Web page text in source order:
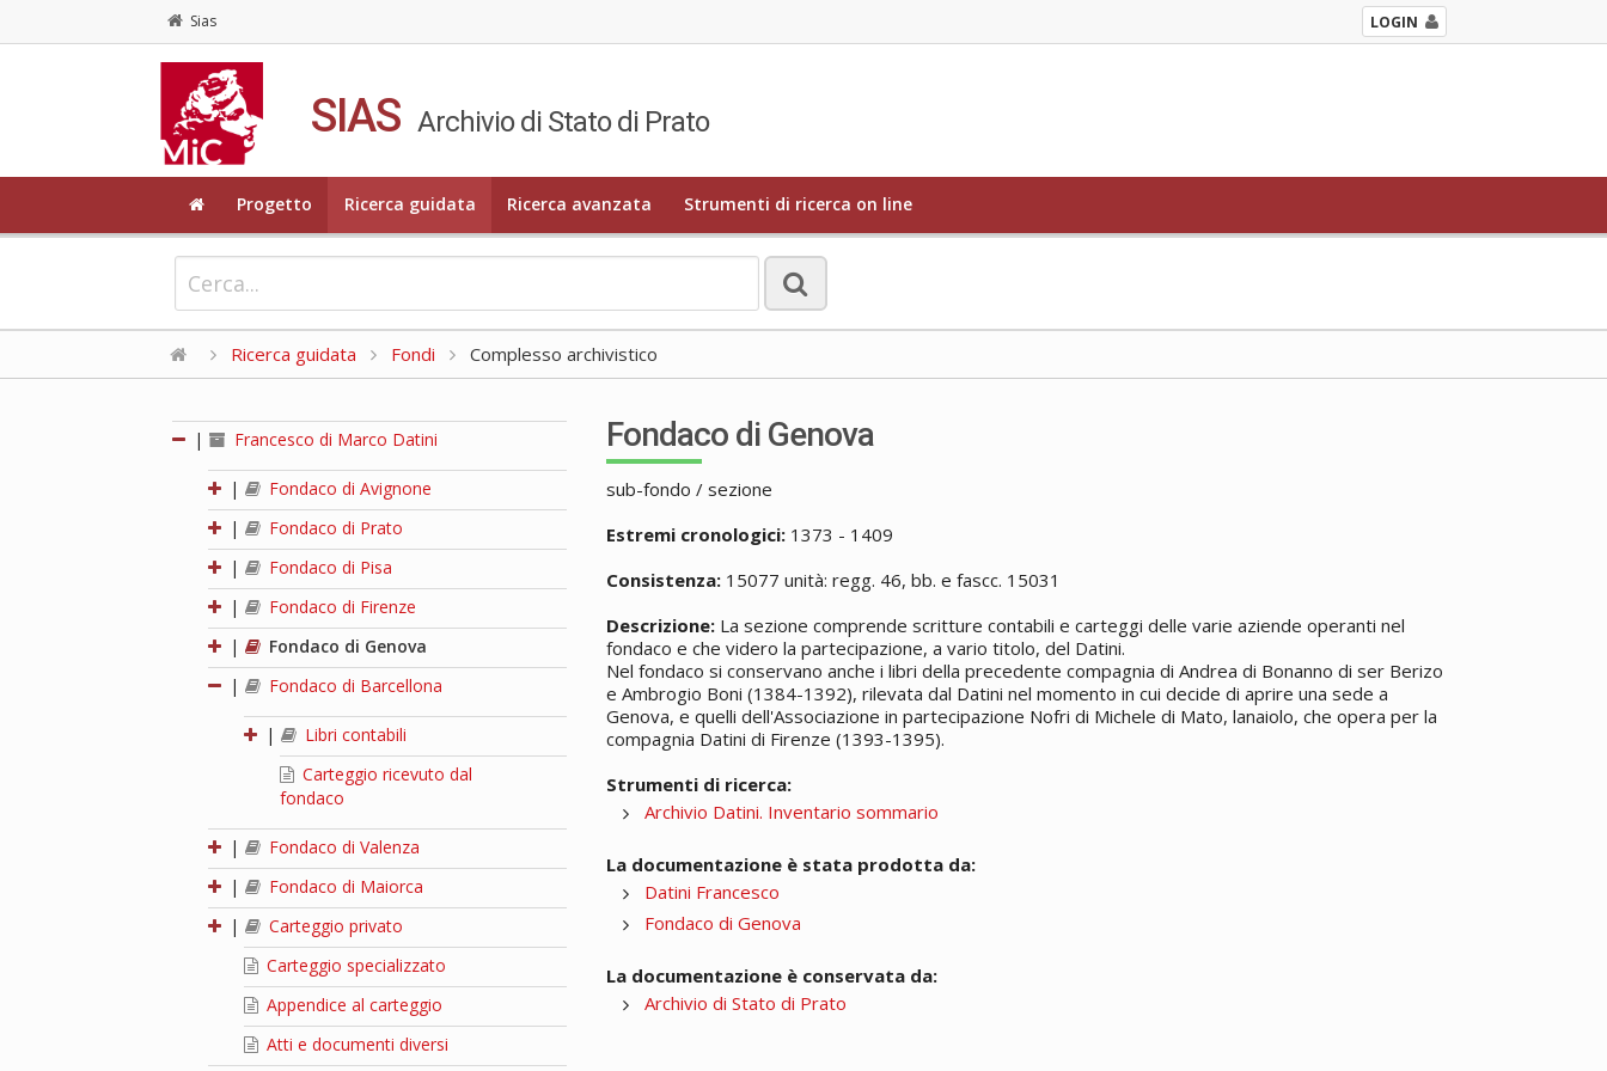
Sias LOGIN
SIAS Archivio di Stato di Prato
Progetto Ricerca guidata Ricerca avanzata Strumenti di ricerca on line
Ricerca guidata Fondi Complesso archivistico
| Francesco di Marco Datini
|
Fondaco di Avignone
|
Fondaco di Prato
|
Fondaco di Pisa
|
Fondaco di Firenze
|
Fondaco di Genova
|
Fondaco di Barcellona
|
Libri contabili
Carteggio ricevuto dal
fondaco
|
Fondaco di Valenza
|
Fondaco di Maiorca
|
Carteggio privato
Carteggio specializzato
Appendice al carteggio
Atti e documenti diversi
Fondaco di Genova
sub-fondo / sezione
Estremi cronologici: 1373 - 1409
Consistenza: 15077 unità: regg. 46, bb. e fascc. 15031
Descrizione: La sezione comprende scritture contabili e carteggi delle varie aziende operanti nel
fondaco e che videro la partecipazione, a vario titolo, del Datini.
Nel fondaco si conservano anche i libri della precedente compagnia di Andrea di Bonanno di ser Berizo
e Ambrogio Boni (1384-1392), rilevata dal Datini nel momento in cui decide di aprire una sede a
Genova, e quelli dell'Associazione in partecipazione Nofri di Michele di Mato, lanaiolo, che opera per la
compagnia Datini di Firenze (1393-1395).
Strumenti di ricerca:
Archivio Datini. Inventario sommario
La documentazione è stata prodotta da:
Datini Francesco
Fondaco di Genova
La documentazione è conservata da:
Archivio di Stato di Prato